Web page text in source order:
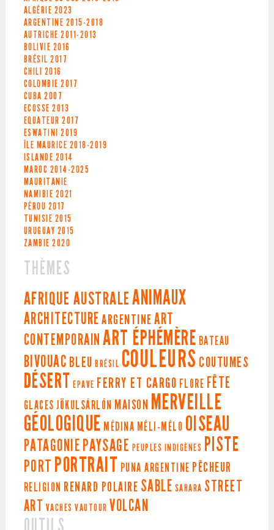
ALGÉRIE 2023
ARGENTINE 2015-2018
AUTRICHE 2011-2013
BOLIVIE 2016
BRÉSIL 2017
CHILI 2016
COLOMBIE 2017
CUBA 2007
ECOSSE 2013
EQUATEUR 2017
ESWATINI 2019
ÎLE MAURICE 2018-2019
ISLANDE 2014
MAROC 2014-2025
MAURITANIE
NAMIBIE 2021
PÉROU 2017
TUNISIE 2015
URUGUAY 2015
ZAMBIE 2020
THÈMES
AFRIQUE AUSTRALEANIMAUX
ARCHITECTURE ARGENTINE ART
CONTEMPORAIN ART ÉPHÉMÈRE BATEAU
BIVOUAC BLEU BRÉSIL COULEURS COUTUMES
DÉSERT EPAVE FERRY ET CARGO FLORE FÊTE
GLACES JÖKULSÁRLÓN MAISON MERVEILLE
GÉOLOGIQUE MÉDINA MÉLI-MÉLO OISEAU
PATAGONIEPAYSAGE PEUPLES INDIGÈNES PISTE
PORT PORTRAIT PUNA ARGENTINE PÊCHEUR
RELIGION RENARD POLAIRE SABLE SAHARA STREET
ART VACHES VAUTOUR VOLCAN